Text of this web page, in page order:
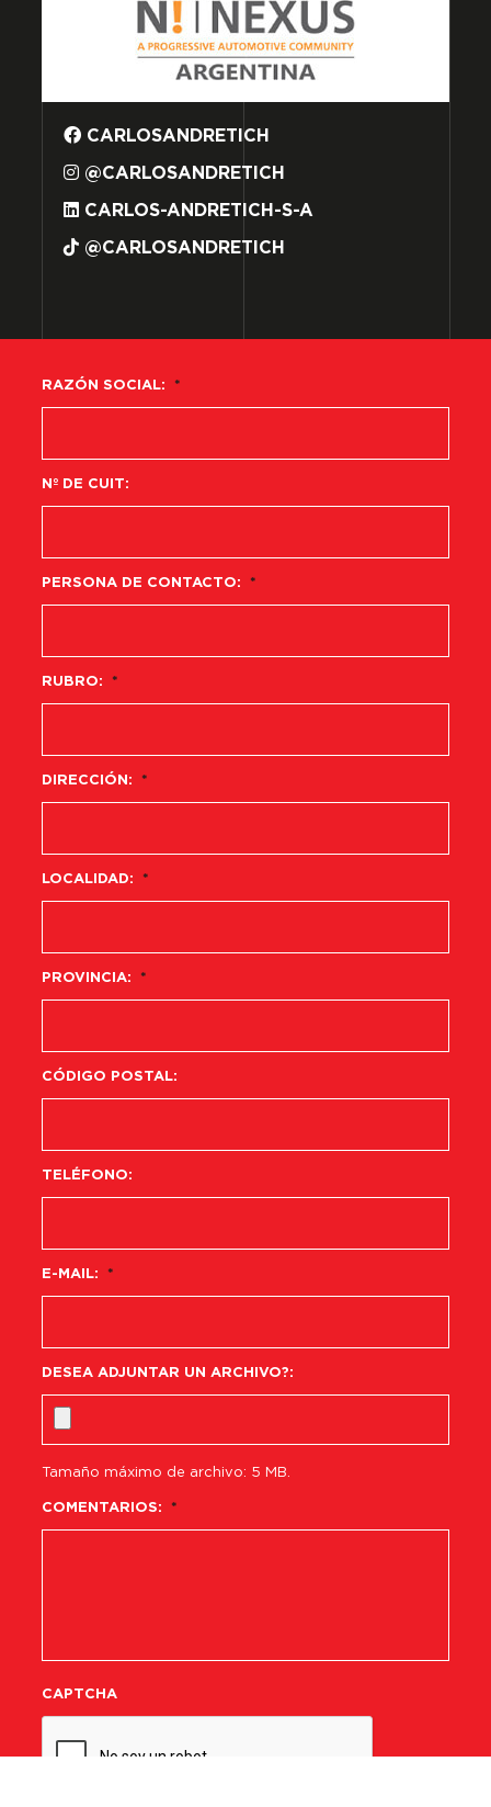
CARLOSANDRETICH
@CARLOSANDRETICH
CARLOS-ANDRETICH-S-A
@CARLOSANDRETICH
RAZÓN SOCIAL: *
Nº DE CUIT:
PERSONA DE CONTACTO: *
RUBRO: *
DIRECCIÓN: *
LOCALIDAD: *
PROVINCIA: *
CÓDIGO POSTAL:
TELÉFONO:
E-MAIL: *
DESEA ADJUNTAR UN ARCHIVO?:
Tamaño máximo de archivo: 5 MB.
COMENTARIOS: *
CAPTCHA